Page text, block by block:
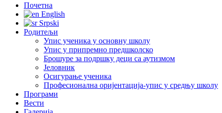
Почетна
English
Srpski
Родитељи
Упис ученика у основну школу
Упис у припремно предшколско
Брошуре за подршку деци са аутизмом
Јеловник
Осигурање ученика
Професионална оријентација-упис у средњу школу
Програми
Вести